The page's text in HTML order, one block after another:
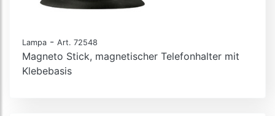
Lampa - Art. 72548
Magneto Stick, magnetischer Telefonhalter mit
Klebebasis